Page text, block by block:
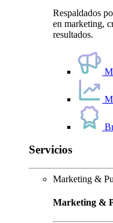
Respaldados
en marketing,
resultados.
Servicios
Marketing &
Marketing &